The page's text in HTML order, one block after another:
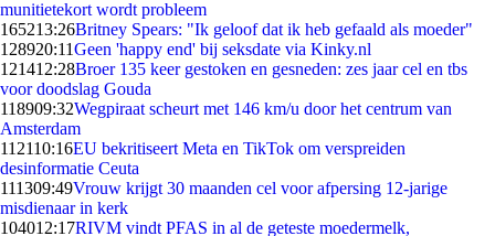
munitietekort wordt probleem
165213:26Britney Spears: "Ik geloof dat ik heb gefaald als moeder"
128920:11Geen 'happy end' bij seksdate via Kinky.nl
121412:28Broer 135 keer gestoken en gesneden: zes jaar cel en tbs
voor doodslag Gouda
118909:32Wegpiraat scheurt met 146 km/u door het centrum van
Amsterdam
112110:16EU bekritiseert Meta en TikTok om verspreiden
desinformatie Ceuta
111309:49Vrouw krijgt 30 maanden cel voor afpersing 12-jarige
misdienaar in kerk
104012:17RIVM vindt PFAS in al de geteste moedermelk,